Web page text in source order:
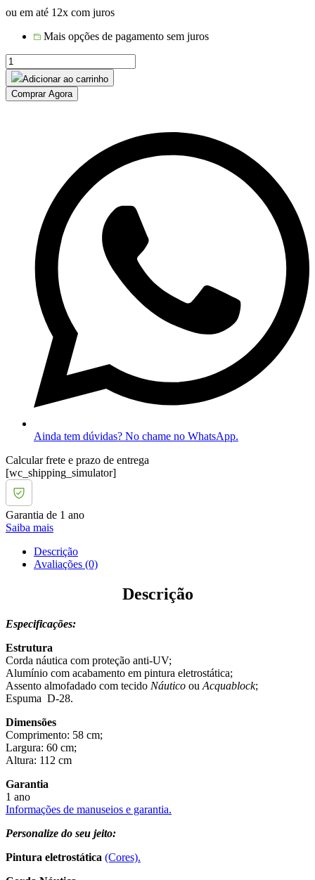
ou em até 12x com juros
Mais opções de pagamento sem juros
Banqueta
Barcelona
em
Corda
Adicionar ao carrinho
Comprar Agora
Ainda tem dúvidas? No chame no WhatsApp.
Calcular frete e prazo de entrega
[wc_shipping_simulator]
Garantia de 1 ano
Saiba mais
Descrição
Avaliações (0)
Descrição
Especificações:
Estrutura
Corda náutica com proteção anti-UV;
Alumínio com acabamento em pintura eletrostática;
Assento almofadado com tecido Náutico ou Acquablock;
Espuma D-28.
Dimensões
Comprimento: 58 cm;
Largura: 60 cm;
Altura: 112 cm
Garantia
1 ano
Informações de manuseios e garantia.
Personalize do seu jeito:
Pintura eletrostática (Cores).